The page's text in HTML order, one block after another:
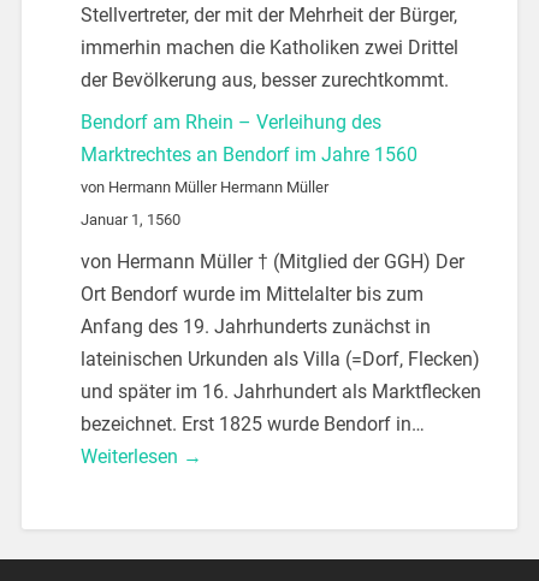
Stellvertreter, der mit der Mehrheit der Bürger,
immerhin machen die Katholiken zwei Drittel
der Bevölkerung aus, besser zurechtkommt.
Bendorf am Rhein – Verleihung des
Marktrechtes an Bendorf im Jahre 1560
von Hermann Müller Hermann Müller
Januar 1, 1560
von Hermann Müller † (Mitglied der GGH) Der
Ort Bendorf wurde im Mittelalter bis zum
Anfang des 19. Jahrhunderts zunächst in
lateinischen Urkunden als Villa (=Dorf, Flecken)
und später im 16. Jahrhundert als Marktflecken
bezeichnet. Erst 1825 wurde Bendorf in…
Weiterlesen →